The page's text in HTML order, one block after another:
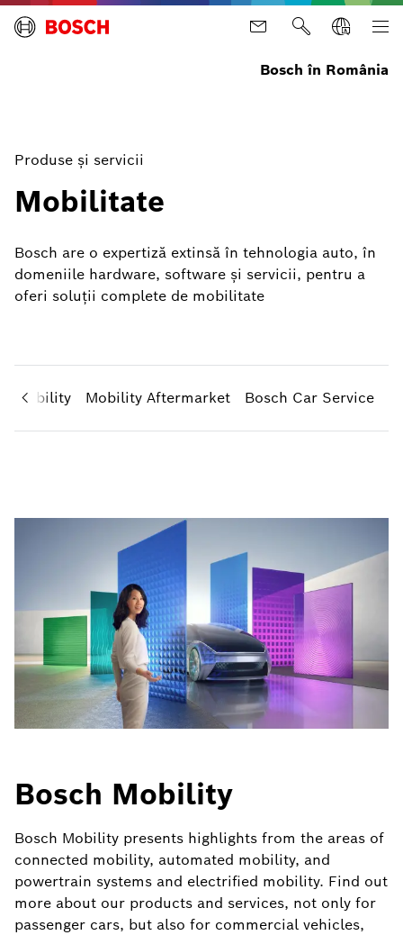
Bosch în România
Produse şi servicii
Mobilitate
Bosch are o expertiză extinsă în tehnologia auto, în
domeniile hardware, software şi servicii, pentru a
oferi soluţii complete de mobilitate
Mobility Mobility Aftermarket Bosch Car Service
Bosch Mobility
Bosch Mobility presents highlights from the areas of
connected mobility, automated mobility, and
powertrain systems and electrified mobility. Find out
more about our products and services, not only for
passenger cars, but also for commercial vehicles,